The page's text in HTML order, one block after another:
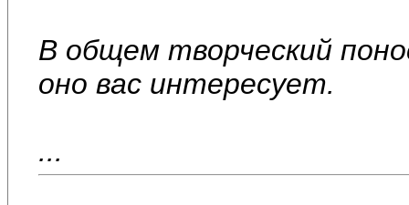
В общем творческий
оно вас интересует.
...